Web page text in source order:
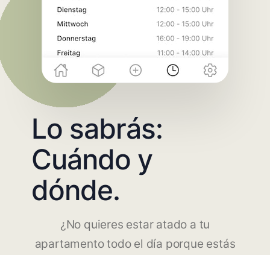
Lo sabrás:
Cuándo y
dónde.
¿No quieres estar atado a tu
apartamento todo el día porque estás